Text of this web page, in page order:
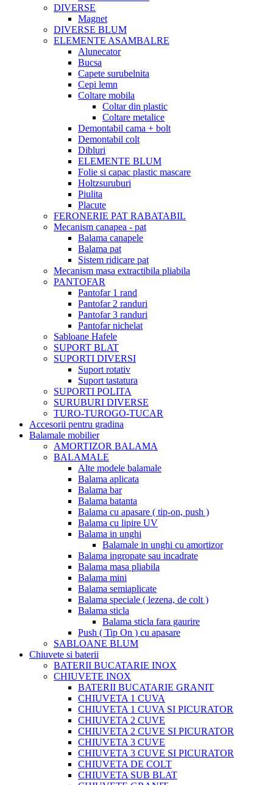
DIVERSE
Magnet
DIVERSE BLUM
ELEMENTE ASAMBALRE
Alunecator
Bucsa
Capete surubelnita
Cepi lemn
Coltare mobila
Coltar din plastic
Coltare metalice
Demontabil cama + bolt
Demontabil colt
Dibluri
ELEMENTE BLUM
Folie si capac plastic mascare
Holtzsuruburi
Piulita
Placute
FERONERIE PAT RABATABIL
Mecanism canapea - pat
Balama canapele
Balama pat
Sistem ridicare pat
Mecanism masa extractibila pliabila
PANTOFAR
Pantofar 1 rand
Pantofar 2 randuri
Pantofar 3 randuri
Pantofar nichelat
Sabloane Hafele
SUPORT BLAT
SUPORTI DIVERSI
Suport rotativ
Suport tastatura
SUPORTI POLITA
SURUBURI DIVERSE
TURO-TUROGO-TUCAR
Accesorii pentru gradina
Balamale mobilier
AMORTIZOR BALAMA
BALAMALE
Alte modele balamale
Balama aplicata
Balama bar
Balama batanta
Balama cu apasare ( tip-on, push )
Balama cu lipire UV
Balama in unghi
Balamale in unghi cu amortizor
Balama ingropate sau incadrate
Balama masa pliabila
Balama mini
Balama semiaplicate
Balama speciale ( lezena, de colt )
Balama sticla
Balama sticla fara gaurire
Push ( Tip On ) cu apasare
SABLOANE BLUM
Chiuvete si baterii
BATERII BUCATARIE INOX
CHIUVETE INOX
BATERII BUCATARIE GRANIT
CHIUVETA 1 CUVA
CHIUVETA 1 CUVA SI PICURATOR
CHIUVETA 2 CUVE
CHIUVETA 2 CUVE SI PICURATOR
CHIUVETA 3 CUVE
CHIUVETA 3 CUVE SI PICURATOR
CHIUVETA DE COLT
CHIUVETA SUB BLAT